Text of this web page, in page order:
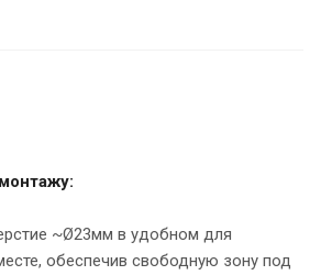
~Ø23мм в удобном для
обеспечив свободную зону под